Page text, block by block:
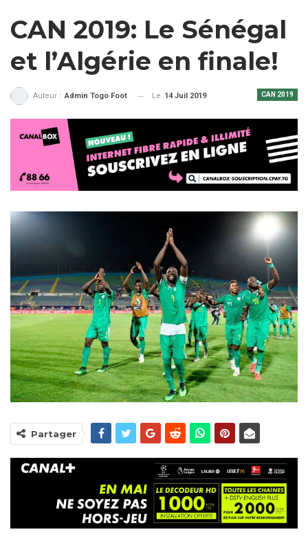
CAN 2019: Le Sénégal
et l’Algérie en finale!
CAN 2019
Auteur : Admin Togo Foot Le 14 Juil 2019
Partager